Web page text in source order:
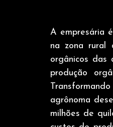
A empresária é
na zona rural
orgânicos das
produção
agrônoma
milhões de